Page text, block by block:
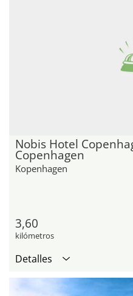
Nobis Hotel
Copenhagen
Kopenhagen
3,60
kilómetros
Detalles